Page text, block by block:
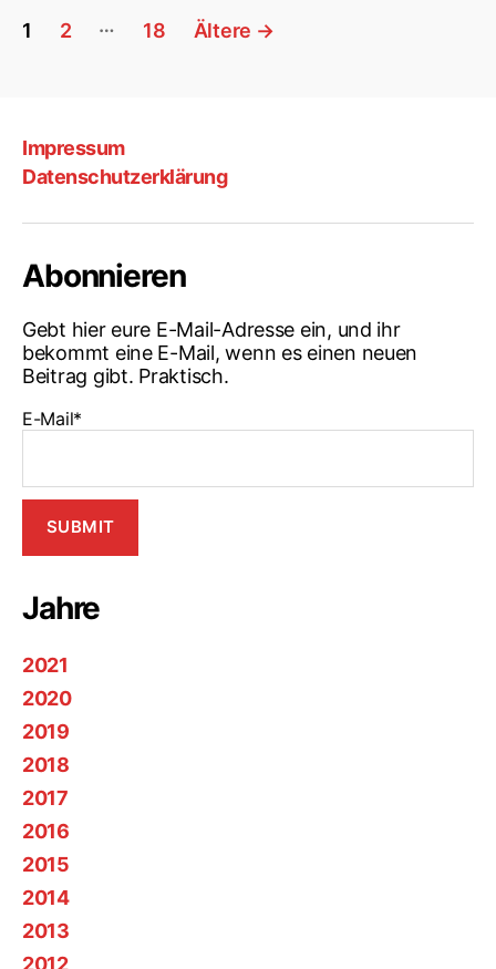
Seitennummerierung
1 2 … 18 Ältere →
Impressum
Datenschutzerklärung
Abonnieren
Gebt hier eure E-Mail-Adresse ein, und ihr
bekommt eine E-Mail, wenn es einen neuen
Beitrag gibt. Praktisch.
E-Mail*
Jahre
2021
2020
2019
2018
2017
2016
2015
2014
2013
2012